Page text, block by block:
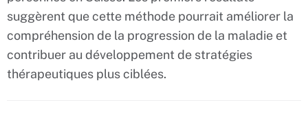
suggèrent que cette méthode pourrait améliorer la
compréhension de la progression de la maladie et
contribuer au développement de stratégies
thérapeutiques plus ciblées.